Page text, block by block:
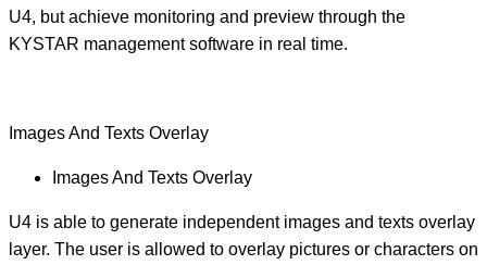
U4, but achieve monitoring and preview through the
KYSTAR management software in real time.
Images And Texts Overlay
Images And Texts Overlay
U4 is able to generate independent images and texts overlay
layer. The user is allowed to overlay pictures or characters on